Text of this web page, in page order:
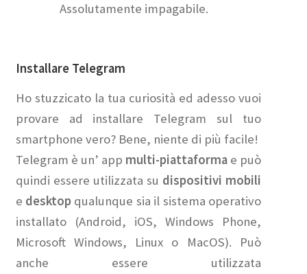
Assolutamente impagabile.
Installare Telegram
Ho stuzzicato la tua curiosità ed adesso vuoi
provare ad installare Telegram sul tuo
smartphone vero? Bene, niente di più facile!
Telegram è un’ app multi-piattaformae può
quindi essere utilizzata su dispositivi mobili
e desktop qualunque sia il sistema operativo
installato (Android, iOS, Windows Phone,
Microsoft Windows, Linux o MacOS). Può
anche essere utilizzata